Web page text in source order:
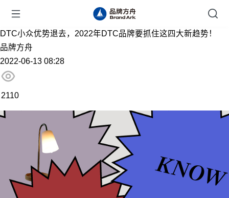
DTC小众优势退去，2022年DTC品牌要抓住这四大新趋势！
品牌方舟
2022-06-13 08:28
2110